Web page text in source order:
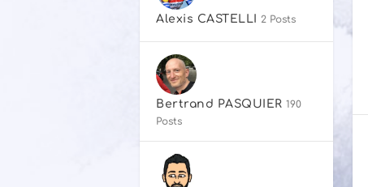
Alexis CASTELLI 2 Posts
Bertrand PASQUIER 190
Posts